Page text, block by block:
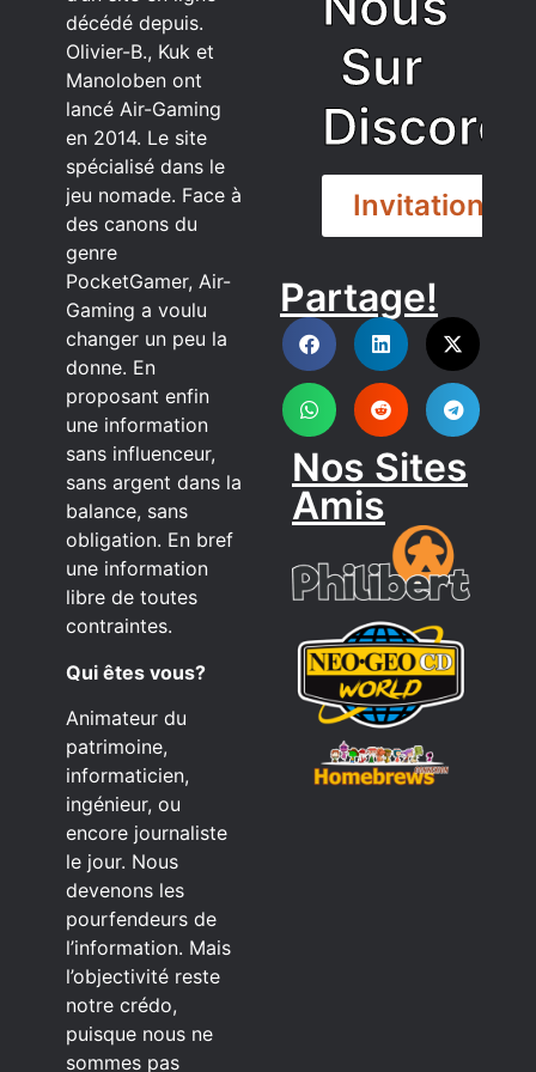
décédé depuis.
Olivier-B., Kuk et
Manoloben ont
lancé Air-Gaming
en 2014. Le site
spécialisé dans le
jeu nomade. Face à
des canons du
genre
PocketGamer, Air-
Gaming a voulu
changer un peu la
donne. En
proposant enfin
une information
sans influenceur,
sans argent dans la
balance, sans
obligation. En bref
une information
libre de toutes
contraintes.
Qui êtes vous?
Animateur du
patrimoine,
informaticien,
ingénieur, ou
encore journaliste
le jour. Nous
devenons les
pourfendeurs de
l’information. Mais
l’objectivité reste
notre crédo,
puisque nous ne
sommes pas
Sur
Discord
Invitation
DISCORD
Partage!
Nos Sites
Amis